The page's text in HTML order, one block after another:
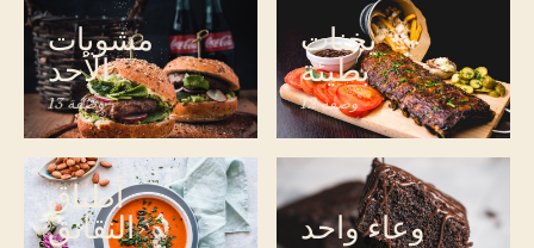
مشويات
الأحد
13 وصفة
يخنات
بطيئة
12 وصفة
أطباق
النقانق
وعاء واحد